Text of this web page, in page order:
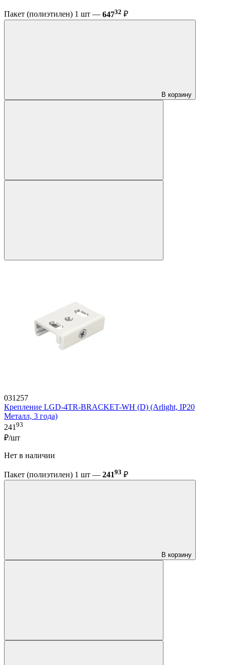
Пакет (полиэтилен) 1 шт — 64732 ₽
В корзину
031257
Крепление LGD-4TR-BRACKET-WH (D) (Arlight, IP20
Металл, 3 года)
241 93
₽/шт
Нет в наличии
Пакет (полиэтилен) 1 шт — 24193 ₽
В корзину